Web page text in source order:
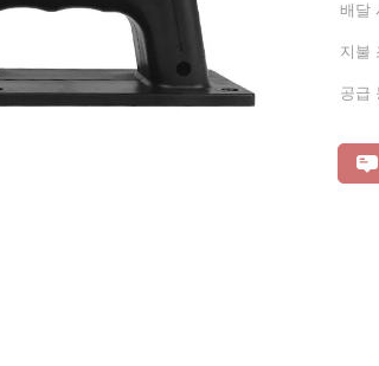
배달
지불
공급